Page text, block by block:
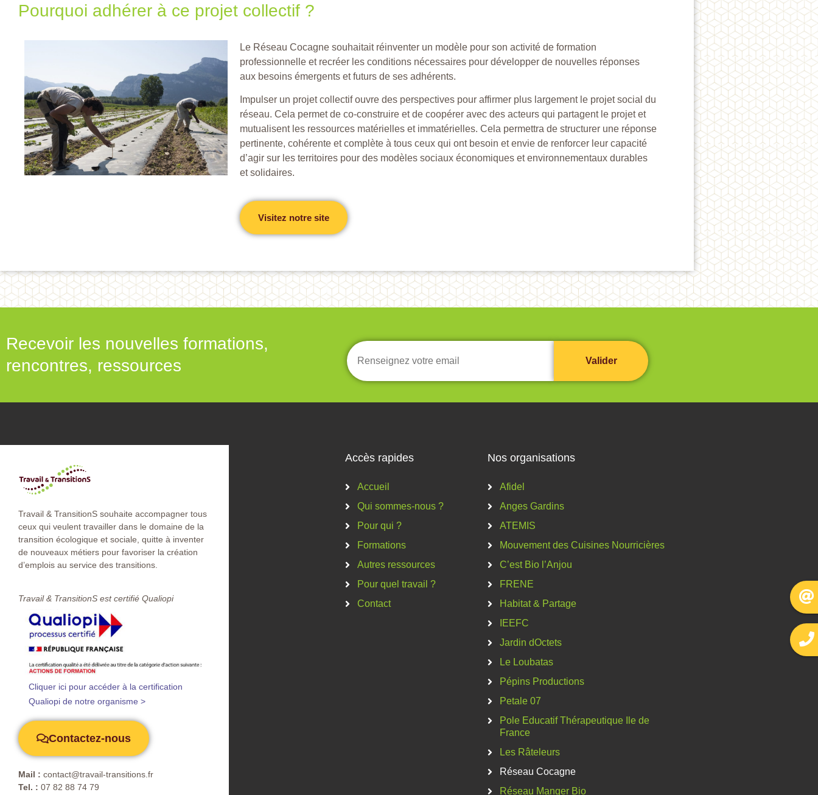
Pourquoi adhérer à ce projet collectif ?
Le Réseau Cocagne souhaitait réinventer un modèle pour son activité de formation
professionnelle et recréer les conditions nécessaires pour développer de nouvelles réponses
aux besoins émergents et futurs de ses adhérents.
Impulser un projet collectif ouvre des perspectives pour affirmer plus largement le projet social du
réseau. Cela permet de co-construire et de coopérer avec des acteurs qui partagent le projet et
mutualisent les ressources matérielles et immatérielles. Cela permettra de structurer une réponse
pertinente, cohérente et complète à tous ceux qui ont besoin et envie de renforcer leur capacité
d’agir sur les territoires pour des modèles sociaux économiques et environnementaux durables
et solidaires.
Visitez notre site
Recevoir les nouvelles formations,
rencontres, ressources
Travail & TransitionS souhaite accompagner tous
ceux qui veulent travailler dans le domaine de la
transition écologique et sociale, quitte à inventer
de nouveaux métiers pour favoriser la création
d’emplois au service des transitions.
Travail & TransitionS est certifié Qualiopi​
Cliquer ici pour accéder à la certification
Qualiopi de notre organisme >
Contactez-nous
Mail : contact@travail-transitions.fr
Tel. : 07 82 88 74 79
Accès rapides
Accueil
Qui sommes-nous ?
Pour qui ?
Formations
Autres ressources
Pour quel travail ?
Contact
Nos organisations
Afidel
Anges Gardins
ATEMIS
Mouvement des Cuisines Nourricières
C’est Bio l’Anjou
FRENE
Habitat & Partage
IEEFC
Jardin dOctets
Le Loubatas
Pépins Productions
Petale 07
Pole Educatif Thérapeutique Ile de
France
Les Râteleurs
Réseau Cocagne
Réseau Manger Bio